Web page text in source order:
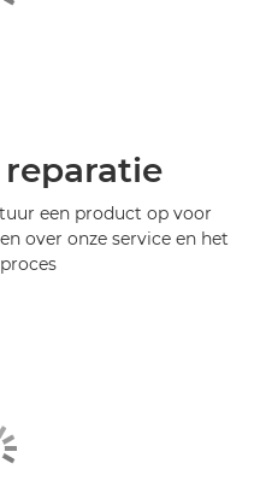
reparatie
een product op voor
over onze service en het